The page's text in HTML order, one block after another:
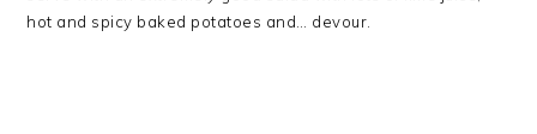
hot and spicy baked potatoes and… devour.